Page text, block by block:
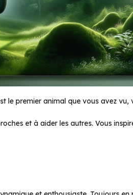
le premier animal que vous avez vu,
et à aider les autres. Vous